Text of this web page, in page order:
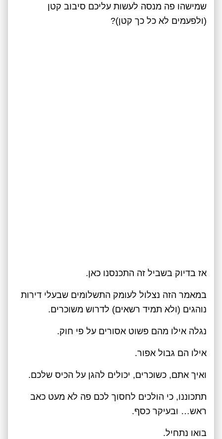
שמישהו פה מנסה לעשות עליכם סיבוב קטן
(ולפעמים לא כל כך קטן)?
אז בדיוק בשביל זה התכנסנו כאן.
במאמר הזה נצלול לעומק התשלומים שבעלי דירות
נוהגים (ולא תמיד רשאים) לדרוש משוכרים.
נגלה אילו מהם פשוט אסורים על פי חוק.
אילו הם גבול אפור.
ואיך אתם, כשוכרים, יכולים להגן על הכיס שלכם.
תתכוננו, כי הולכים לחסוך לכם פה לא מעט כאב
ראש… ובעיקר כסף.
בואו נתחיל.